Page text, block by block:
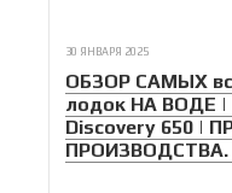
30 ЯНВАРЯ 2025
ОБЗОР САМЫХ
лодок НА ВОДЕ
Discovery 650 |
ПРОИЗВОДСТВА.